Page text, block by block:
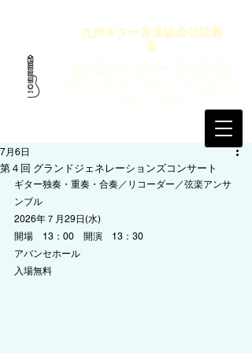
九州ギター音楽協会公認教
室
第４回 グランドジェネレーションズコンサート
7月6日
ギター独奏・重奏・合奏／リコーダー／弦楽アンサ
ンブル
2026年７月29日(水)
開場　13：00　開演　13：30
アバンセホール
入場無料